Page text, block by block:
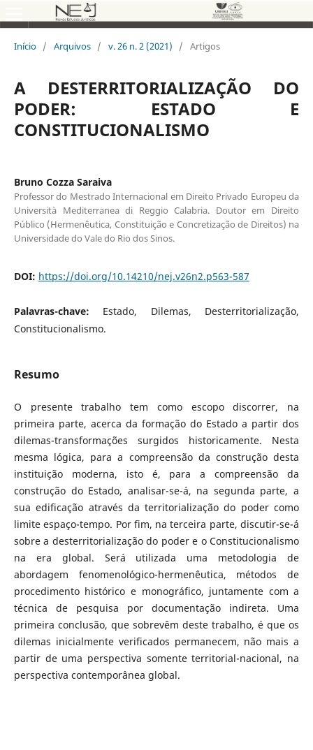
Início / Arquivos / v. 26 n. 2 (2021) / Artigos
A DESTERRITORIALIZAÇÃO DO
PODER: ESTADO E
CONSTITUCIONALISMO
Bruno Cozza Saraiva
Professor do Mestrado Internacional em Direito Privado Europeu da
Università Mediterranea di Reggio Calabria. Doutor em Direito
Público (Hermenêutica, Constituição e Concretização de Direitos) na
Universidade do Vale do Rio dos Sinos.
DOI: https://doi.org/10.14210/nej.v26n2.p563-587
Palavras-chave: Estado, Dilemas, Desterritorialização,
Constitucionalismo.
Resumo
O presente trabalho tem como escopo discorrer, na
primeira parte, acerca da formação do Estado a partir dos
dilemas-transformações surgidos historicamente. Nesta
mesma lógica, para a compreensão da construção desta
instituição moderna, isto é, para a compreensão da
construção do Estado, analisar-se-á, na segunda parte, a
sua edificação através da territorialização do poder como
limite espaço-tempo. Por fim, na terceira parte, discutir-se-á
sobre a desterritorialização do poder e o Constitucionalismo
na era global. Será utilizada uma metodologia de
abordagem fenomenológico-hermenêutica, métodos de
procedimento histórico e monográfico, juntamente com a
técnica de pesquisa por documentação indireta. Uma
primeira conclusão, que sobrevêm deste trabalho, é que os
dilemas inicialmente verificados permanecem, não mais a
partir de uma perspectiva somente territorial-nacional, na
perspectiva contemporânea global.